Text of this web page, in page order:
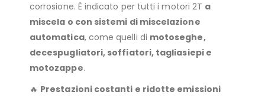
corrosione. È indicato per tutti i motori 2T a
miscela o con sistemi di miscelazione
automatica, come quelli di motoseghe,
decespugliatori, soffiatori, tagliasiepi e
motozappe.
🔥 Prestazioni costanti e ridotte emissioni